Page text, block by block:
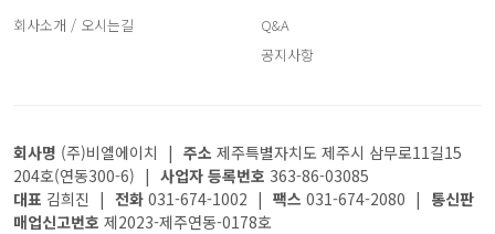
회사소개 / 오시는길
Q&A
공지사항
회사명 (주)비엘에이치 | 주소 제주특별자치도 제주시 삼무로11길15
204호(연동300-6) | 사업자 등록번호 363-86-03085
대표 김희진 | 전화 031-674-1002 | 팩스 031-674-2080 | 통신판
매업신고번호 제2023-제주연동-0178호